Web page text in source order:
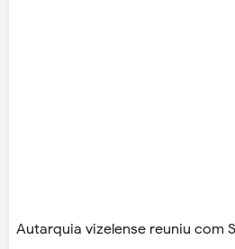
Autarquia vizelense reuniu com